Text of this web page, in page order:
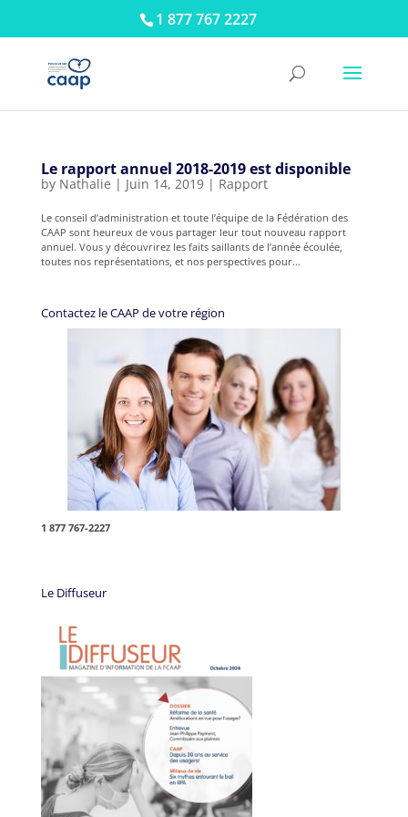
1 877 767 2227
Le rapport annuel 2018-2019 est disponible
by Nathalie | Juin 14, 2019| Rapport
Le conseil d’administration et toute l’équipe de la Fédération des
CAAP sont heureux de vous partager leur tout nouveau rapport
annuel. Vous y découvrirez les faits saillants de l’année écoulée,
toutes nos représentations, et nos perspectives pour...
Contactez le CAAP de votre région
1 877 767-2227
Le Diffuseur